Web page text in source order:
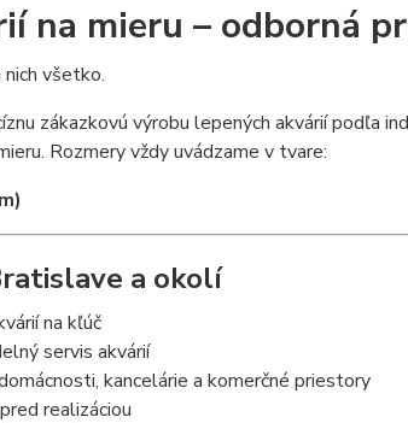
na mieru – odborná
nich všetko.
zákazkovú výrobu lepených akvárií podľa
Rozmery vždy uvádzame v tvare:
a okolí
na kľúč
servis akvárií
kancelárie a komerčné priestory
realizáciou